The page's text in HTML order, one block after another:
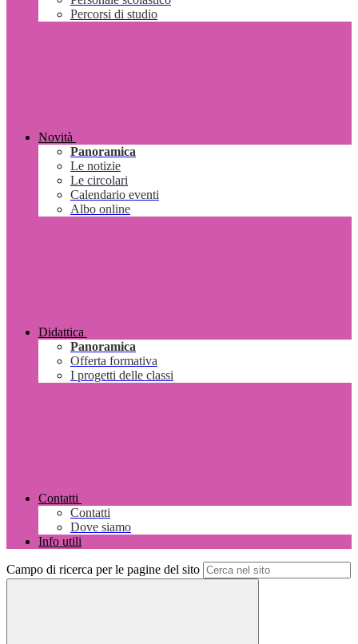
Percorsi di studio
Novità
Panoramica
Le notizie
Le circolari
Calendario eventi
Albo online
Didattica
Panoramica
Offerta formativa
I progetti delle classi
Contatti
Contatti
Dove siamo
Info utili
Campo di ricerca per le pagine del sito